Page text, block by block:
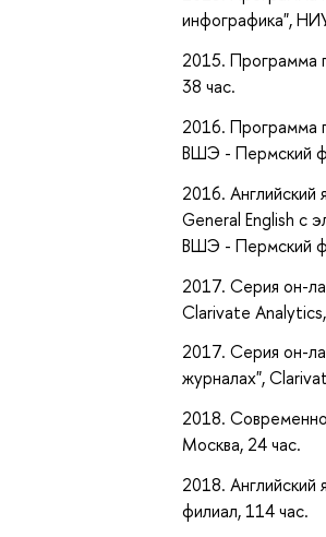
инфографика",
2015. Программа
38 час.
2016. Программа
ВШЭ - Пермский
2016. Английский
General English с
ВШЭ - Пермский
2017. Серия он-
Clarivate
2017. Серия он-
журналах",
2018.
Москва, 24 час.
2018.
филиал, 114 час.